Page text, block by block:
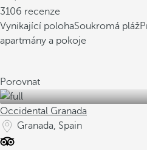
3106 recenze
Vynikající polohaSoukromá pláž
apartmány a pokoje
Porovnat
Occidental Granada
Granada, Spain